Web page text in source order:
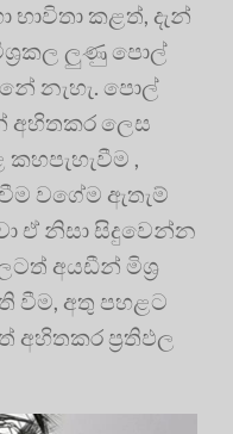
භාවිතා කළත්, දැන්
ලුණු පොල්
නැහැ. පොල්
අහිතකර ලෙස
,
වගේම ඇතැම්
ඒ නිසා සිදුවෙන්න
අයඩීන් මිශ්‍ර
වීම, අතු පහළට
අහිතකර ප්‍රතිඵල